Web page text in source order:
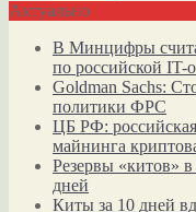
Актуально
В Минцифры
по российской IT-
Goldman Sachs:
политики ФРС
ЦБ РФ:
майнинга
Резервы «китов»
дней
Киты за 10 дней